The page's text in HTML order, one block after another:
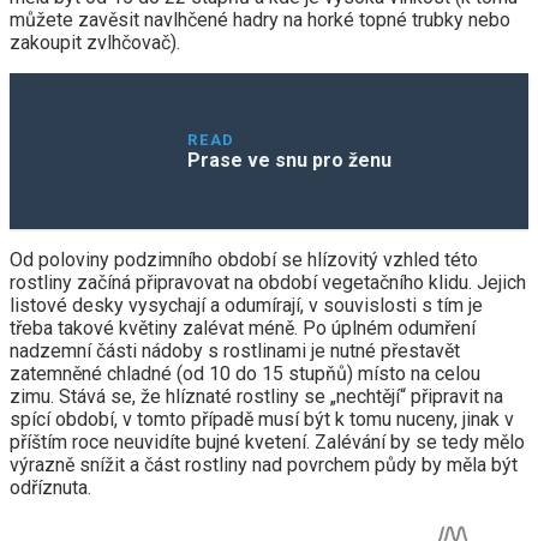
můžete zavěsit navlhčené hadry na horké topné trubky nebo
zakoupit zvlhčovač).
READ
Prase ve snu pro ženu
Od poloviny podzimního období se hlízovitý vzhled této
rostliny začíná připravovat na období vegetačního klidu. Jejich
listové desky vysychají a odumírají, v souvislosti s tím je
třeba takové květiny zalévat méně. Po úplném odumření
nadzemní části nádoby s rostlinami je nutné přestavět
zatemněné chladné (od 10 do 15 stupňů) místo na celou
zimu. Stává se, že hlíznaté rostliny se „nechtějí“ připravit na
spící období, v tomto případě musí být k tomu nuceny, jinak v
příštím roce neuvidíte bujné kvetení. Zalévání by se tedy mělo
výrazně snížit a část rostliny nad povrchem půdy by měla být
odříznuta.